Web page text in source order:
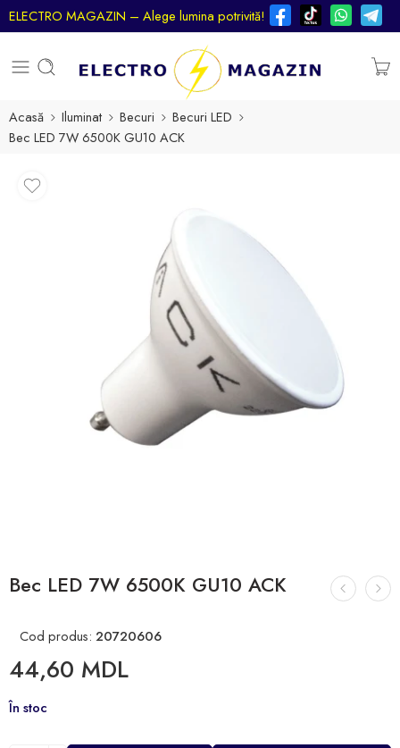
ELECTRO MAGAZIN – Alege lumina potrivită!
Acasă Iluminat Becuri
Becuri LED
Bec LED 7W 6500K GU10 ACK
Bec LED 7W 6500K GU10 ACK
Cod produs: 20720606
44,60 MDL
În stoc